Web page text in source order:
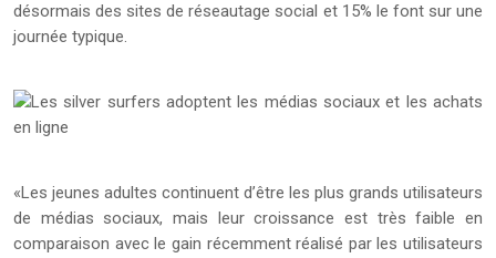
désormais des sites de réseautage social et 15% le font sur une
journée typique.
«Les jeunes adultes continuent d’être les plus grands utilisateurs
de médias sociaux, mais leur croissance est très faible en
comparaison avec le gain récemment réalisé par les utilisateurs